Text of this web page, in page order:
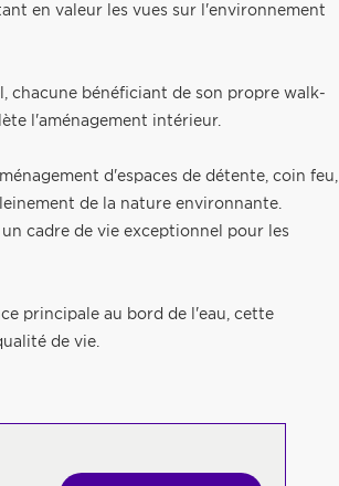
en valeur les vues sur l'environnement
chacune bénéficiant de son propre walk-
l'aménagement intérieur.
d'espaces de détente, coin feu,
de la nature environnante.
cadre de vie exceptionnel pour les
principale au bord de l'eau, cette
de vie.